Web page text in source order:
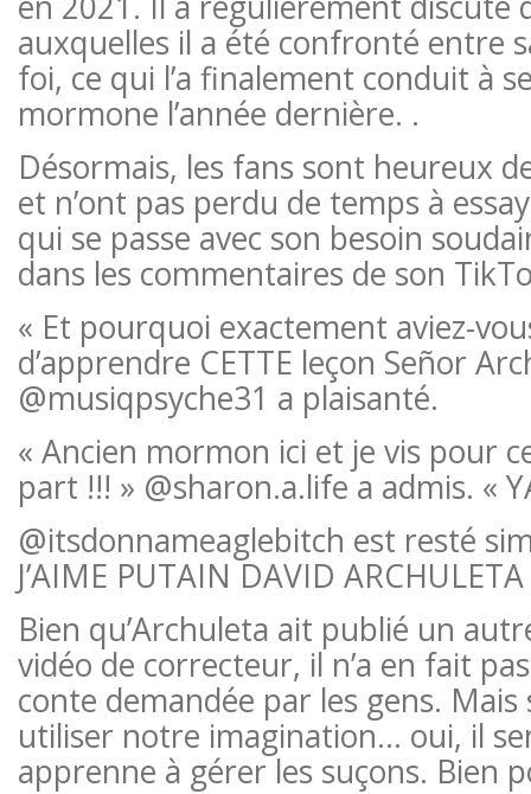
auxquelles il a été confronté entre
foi, ce qui l’a finalement conduit à
mormone l’année dernière. .
Désormais, les fans sont heureux
et n’ont pas perdu de temps à
qui se passe avec son besoin
dans les commentaires de son
« Et pourquoi exactement aviez-
d’apprendre CETTE leçon Señor
@musiqpsyche31 a plaisanté.
« Ancien mormon ici et je vis pour
part !!! » @sharon.a.life a admis. «
@itsdonnameaglebitch est resté
J’AIME PUTAIN DAVID
Bien qu’Archuleta ait publié un
vidéo de correcteur, il n’a en fait
conte demandée par les gens. Mais
utiliser notre imagination… oui, il
apprenne à gérer les suçons. Bien